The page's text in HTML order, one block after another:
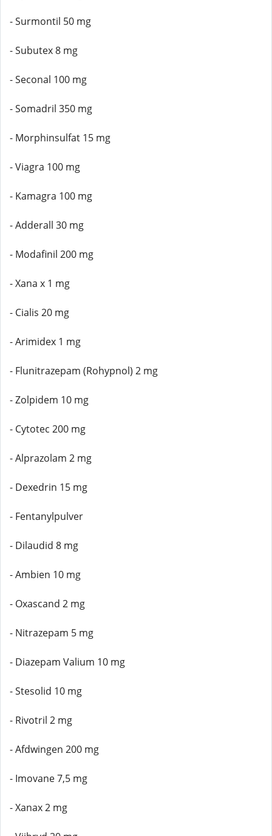
- Surmontil 50 mg
- Subutex 8 mg
- Seconal 100 mg
- Somadril 350 mg
- Morphinsulfat 15 mg
- Viagra 100 mg
- Kamagra 100 mg
- Adderall 30 mg
- Modafinil 200 mg
- Xana x 1 mg
- Cialis 20 mg
- Arimidex 1 mg
- Flunitrazepam (Rohypnol) 2 mg
- Zolpidem 10 mg
- Cytotec 200 mg
- Alprazolam 2 mg
- Dexedrin 15 mg
- Fentanylpulver
- Dilaudid 8 mg
- Ambien 10 mg
- Oxascand 2 mg
- Nitrazepam 5 mg
- Diazepam Valium 10 mg
- Stesolid 10 mg
- Rivotril 2 mg
- Afdwingen 200 mg
- Imovane 7,5 mg
- Xanax 2 mg